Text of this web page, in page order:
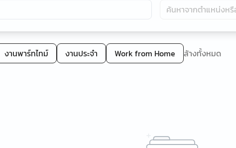
งานพาร์ทไทม์ งานประจำ Work from Home ล้างทั้งหมด